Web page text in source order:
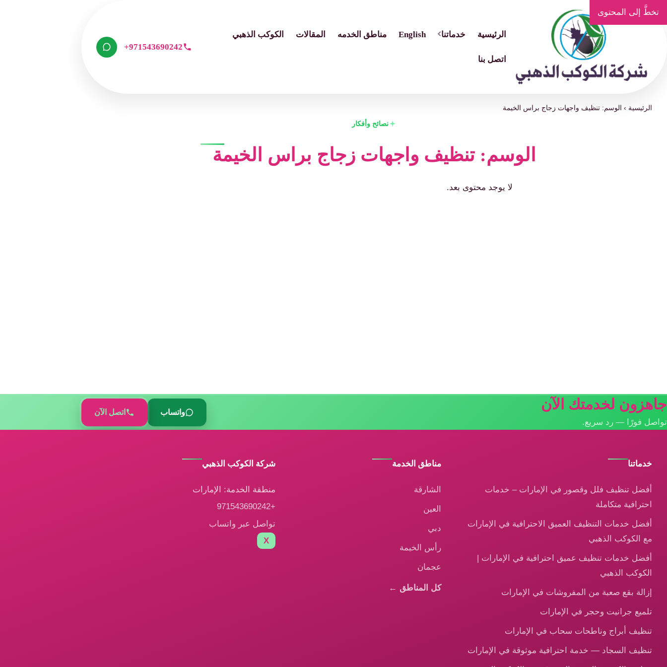
تخطَّ إلى المحتوى
الرئيسية خدماتنا English مناطق الخدمه المقالات الكوكب الذهبي
اتصل بنا
+971543690242
الرئيسية › الوسم: تنظيف واجهات زجاج براس الخيمة
نصائح وأفكار
الوسم: تنظيف واجهات زجاج براس الخيمة
لا يوجد محتوى بعد.
جاهزون لخدمتك الآن
تواصل فورًا — رد سريع.
واتساب اتصل الآن
خدماتنا
أفضل تنظيف فلل وقصور في الإمارات – خدمات
احترافية متكاملة
أفضل خدمات التنظيف العميق الاحترافية في الإمارات
مع الكوكب الذهبي
أفضل خدمات تنظيف عميق احترافية في الإمارات |
الكوكب الذهبي
إزالة بقع صعبة من المفروشات في الإمارات
تلميع جرانيت وحجر في الإمارات
تنظيف أبراج وناطحات سحاب في الإمارات
تنظيف السجاد — خدمة احترافية موثوقة في الإمارات
مناطق الخدمة
الشارقة
العين
دبي
رأس الخيمة
عجمان
كل المناطق ←
شركة الكوكب الذهبي
منطقة الخدمة: الإمارات
+971543690242
تواصل عبر واتساب
X